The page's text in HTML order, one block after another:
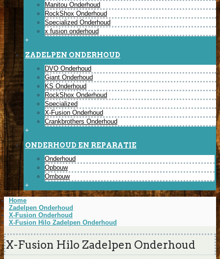
Manitou Onderhoud
RockShox Onderhoud
Specialized Onderhoud
x fusion onderhoud
+
ZADELPEN ONDERHOUD
DVO Onderhoud
Giant Onderhoud
KS Onderhoud
RockShox Onderhoud
Specialized
X-Fusion Onderhoud
Crankbrothers Onderhoud
+
ONDERHOUD EN REPARATIE
Onderhoud
Opbouw
Ombouw
+
Home
Zadelpen Onderhoud
X-Fusion Onderhoud
X-Fusion Hilo Zadelpen Onderhoud
X-Fusion Hilo Zadelpen Onderhoud